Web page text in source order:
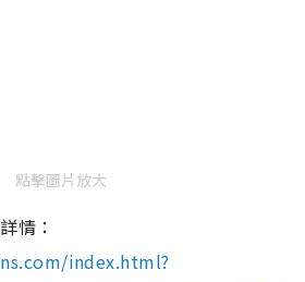
點擊圖片放大
情：
index.html?